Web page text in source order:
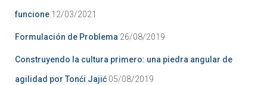
funcione 12/03/2021
Formulación de Problema 26/08/2019
Construyendo la cultura primero: una piedra angular de
agilidad por Tonći Jajić 05/08/2019